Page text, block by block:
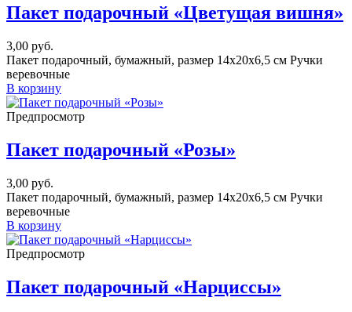
Пакет подарочный «Цветущая вишня»
3,00 руб.
Пакет подарочный, бумажный, размер 14х20х6,5 см Ручки
веревочные
В корзину
Предпросмотр
Пакет подарочный «Розы»
3,00 руб.
Пакет подарочный, бумажный, размер 14х20х6,5 см Ручки
веревочные
В корзину
Предпросмотр
Пакет подарочный «Нарциссы»